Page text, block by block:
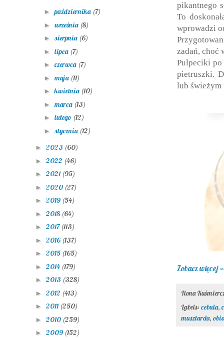
pikantnego
To
wprowadzi
zadań, choć
Pulpeciki po
pietruszki.
lub świeżym
Zobacz więcej »
Ilona
Labels: cebula,
musztarda,
►października (7)
► września (8)
► sierpnia (6)
► lipca (7)
►czerwca (7)
► maja (11)
►kwietnia (10)
► marca (13)
► lutego (12)
► stycznia (12)
► 2023 (60)
► 2022 (46)
► 2021 (95)
► 2020 (27)
► 2019 (54)
► 2018 (64)
► 2017(113)
► 2016 (137)
► 2015 (165)
► 2014 (179)
► 2013 (328)
► 2012 (413)
► 2011 (250)
► 2010 (259)
► 2009 (152)